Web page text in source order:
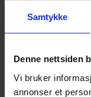
Samtykke
Denne nettsiden
Vi bruker
annonser et
Serie
Forfatter
Sjanger